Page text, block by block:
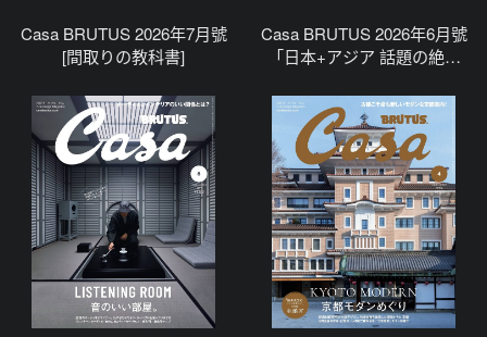
Casa BRUTUS 2026年7月號
[間取りの教科書]
Casa BRUTUS 2026年6月號
「日本+アジア 話題の絶景